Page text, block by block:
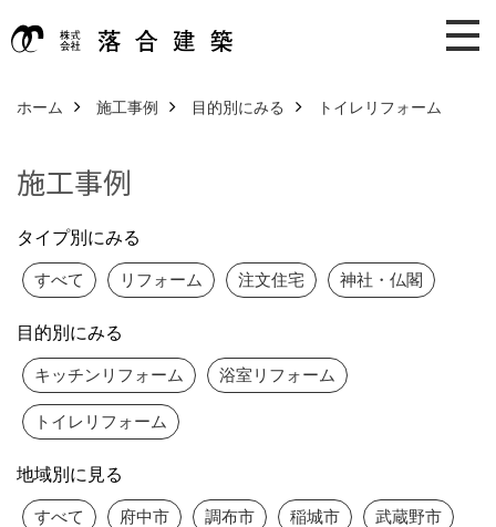
ホーム 施工事例 目的別にみる トイレリフォーム
施工事例
タイプ別にみる
すべて リフォーム 注文住宅 神社・仏閣
目的別にみる
キッチンリフォーム 浴室リフォーム
トイレリフォーム
地域別に見る
すべて 府中市 調布市 稲城市 武蔵野市